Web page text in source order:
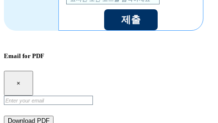
제출
Email for PDF
×
Download PDF